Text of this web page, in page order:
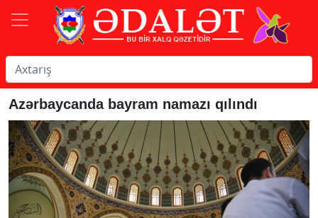
Azərbaycanda bayram namazı qılındı